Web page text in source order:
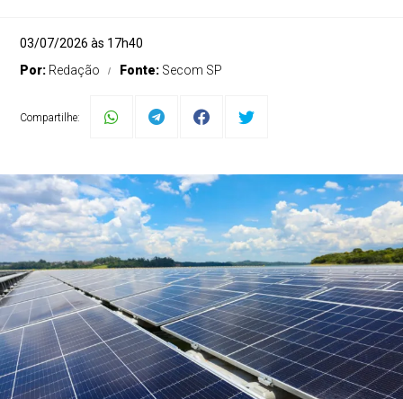
03/07/2026 às 17h40
Por: Redação Fonte: Secom SP
Compartilhe: